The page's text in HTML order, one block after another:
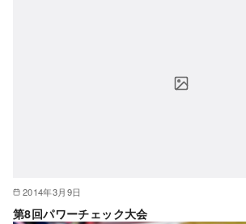
2014年3月9日
第8回パワーチェック大会